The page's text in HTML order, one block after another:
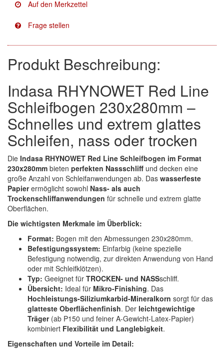
(113)
Indasa
(8)
Mirka
(1)
no-name
(1)
Novol
(3)
Prevost
(3)
Proma
(21)
Sia
(3)
Spectral
(5)
StarChem
(1)
Sundstrom
(4)
Troton
(2)
Wibeco
(1)
ZVG
Produkt Beschreibung:
Indasa RHYNOWET Red Line
Schleifbogen 230x280mm –
Schnelles und extrem glattes
Schleifen, nass oder trocken
Die Indasa RHYNOWET Red Line Schleifbogen im Format
230x280mm bieten perfekten Nassschliff und decken eine
große Anzahl von Schleifanwendungen ab. Das wasserfeste
Papierermöglicht sowohl Nass- als auch
Trockenschliffanwendungen für schnelle und extrem glatte
Oberflächen.
Die wichtigsten Merkmale im Überblick:
Format: Bogen mit den Abmessungen 230x280mm.
Befestigungssystem: Einfarbig (keine spezielle
Befestigung notwendig, zur direkten Anwendung von Hand
oder mit Schleifklötzen).
Typ: Geeignet für TROCKEN- und NASSschliff.
Übersicht: Ideal für Mikro-Finishing. Das
Hochleistungs-Siliziumkarbid-Mineralkorn sorgt für das
glatteste Oberflächenfinish. Der leichtgewichtige
Träger(ab P150 und feiner A-Gewicht-Latex-Papier)
kombiniert Flexibilität und Langlebigkeit.
Eigenschaften und Vorteile im Detail: